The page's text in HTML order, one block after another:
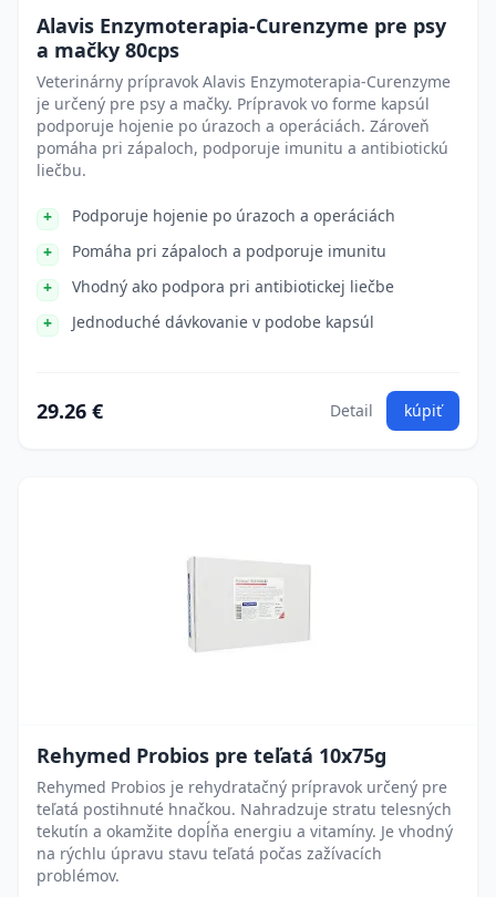
Alavis Enzymoterapia-Curenzyme pre psy
a mačky 80cps
Veterinárny prípravok Alavis Enzymoterapia-Curenzyme
je určený pre psy a mačky. Prípravok vo forme kapsúl
podporuje hojenie po úrazoch a operáciách. Zároveň
pomáha pri zápaloch, podporuje imunitu a antibiotickú
liečbu.
Podporuje hojenie po úrazoch a operáciách
Pomáha pri zápaloch a podporuje imunitu
Vhodný ako podpora pri antibiotickej liečbe
Jednoduché dávkovanie v podobe kapsúl
29.26 € Detail kúpiť
Rehymed Probios pre teľatá 10x75g
Rehymed Probios je rehydratačný prípravok určený pre
teľatá postihnuté hnačkou. Nahradzuje stratu telesných
tekutín a okamžite dopĺňa energiu a vitamíny. Je vhodný
na rýchlu úpravu stavu teľatá počas zažívacích
problémov.